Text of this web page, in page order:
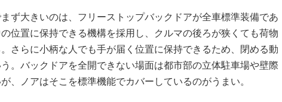
ず大きいのは、フリーストップバックドアが全車標準装備であ
位置に保持できる機構を採用し、クルマの後ろが狭くても荷物
さらに小柄な人でも手が届く位置に保持できるため、閉める動
。バックドアを全開できない場面は都市部の立体駐車場や壁際
、ノアはそこを標準機能でカバーしているのがうまい。